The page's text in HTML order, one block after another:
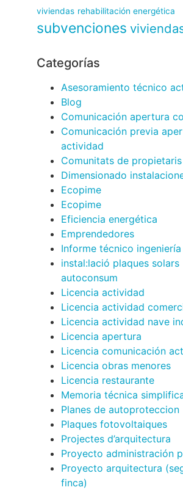
viviendas rehabilitación energética
subvenciones
Categorías
Asesoramiento técnico
Blog
Comunicación apertura
Comunicación previa
actividad
Comunitats de propietaris
Dimensionado
Ecopime
Ecopime
Eficiencia energética
Emprendedores
Informe técnico ingeniería
instal:lació plaques solars
autoconsum
Licencia actividad
Licencia actividad
Licencia actividad nave
Licencia apertura
Licencia comunicación
Licencia obras menores
Licencia restaurante
Memoria técnica
Planes de autoproteccion
Plaques fotovoltaiques
Projectes d’arquitectura
Proyecto administración
Proyecto arquitectura
finca)